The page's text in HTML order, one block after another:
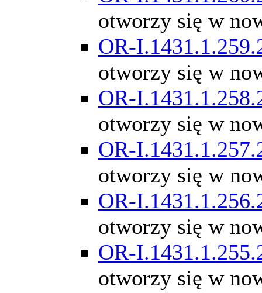
otworzy się w
OR-
otworzy się w
OR-
otworzy się w
OR-
otworzy się w
OR-
otworzy się w
OR-
otworzy się w